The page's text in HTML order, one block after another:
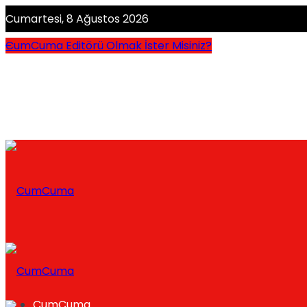
Cumartesi, 8 Ağustos 2026
CumCuma Editörü Olmak İster Misiniz?